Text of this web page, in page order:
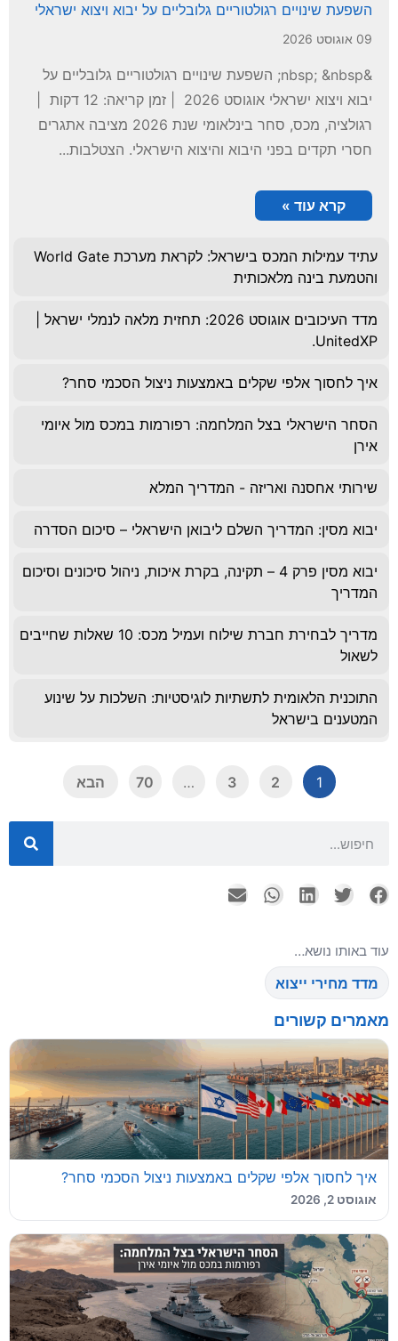
עוד באותו נושא…
מדד מחירי ייצוא
מאמרים קשורים
איך לחסוך אלפי שקלים באמצעות ניצול הסכמי סחר?
אוגוסט 2, 2026
השפעת שינויים רגולטוריים גלובליים על יבוא ויצוא ישראלי
09 אוגוסט 2026
&nbsp; &nbsp; השפעת שינויים רגולטוריים גלובליים על
יבוא ויצוא ישראלי אוגוסט 2026 | זמן קריאה: 12 דקות |
רגולציה, מכס, סחר בינלאומי שנת 2026 מציבה אתגרים
חסרי תקדים בפני היבוא והיצוא הישראלי. הצטלבות...
קרא עוד »
עתיד עמילות המכס בישראל: לקראת מערכת World Gate
והטמעת בינה מלאכותית
מדד העיכובים אוגוסט 2026: תחזית מלאה לנמלי ישראל |
UnitedXP.
איך לחסוך אלפי שקלים באמצעות ניצול הסכמי סחר?
הסחר הישראלי בצל המלחמה: רפורמות במכס מול איומי
אירן
שירותי אחסנה ואריזה - המדריך המלא
יבוא מסין: המדריך השלם ליבואן הישראלי – סיכום הסדרה
יבוא מסין פרק 4 – תקינה, בקרת איכות, ניהול סיכונים וסיכום
המדריך
מדריך לבחירת חברת שילוח ועמיל מכס: 10 שאלות שחייבים
לשאול
התוכנית הלאומית לתשתיות לוגיסטיות: השלכות על שינוע
המטענים בישראל
1
2
3
…
70 הבא